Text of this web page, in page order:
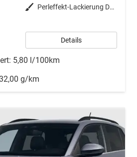
Außenfarbe
Perleffekt-Lackierung Deep-Black
Details
5,80 l/100km
g/km